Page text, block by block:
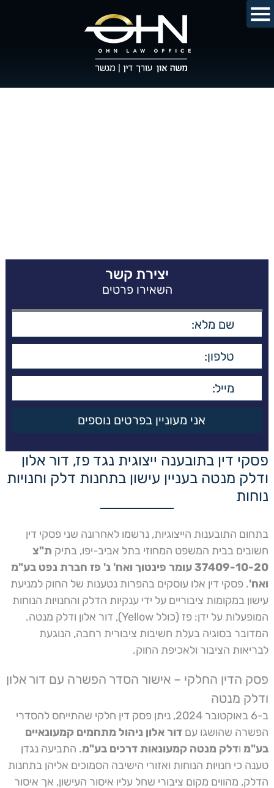
יצירת קשר
השאירו פרטים
פסקי דין בתובענה ייצוגית נגד פז, דור אלון
ודלק מנטה בעניין עישון בתחנות דלק וחנויות
נוחות
בתחום התובענות הייצוגיות, נרשמו לאחרונה שני פסקי דין
חשובים בבית המשפט המחוזי בתל אביב-יפו, בתיק ת"צ
37409-10-20 עומר פינטוך ואח' נ' פז חברת נפט בע"מ
ואח'. פסקי דין אלו עוסקים בהפרות נטענות של החוק למניעת
עישון במקומות ציבוריים על ידי ענקיות הדלק והחנויות הנוחות
המופעלות על ידן: פז (כולל Yellow), דור אלון ודלק מנטה.
המדובר בסוגיה בעלת חשיבות ציבורית רחבה, הנוגעת
לבריאות הציבור ולאכיפת החוק.
פסק הדין החלקי – אישור הסדר הפשרה עם דור אלון
ודלק מנטה
ב-6 באוקטובר 2024, ניתן פסק דין חלקי שהתייחס להסדרי
הפשרה שהושגו עם דור אלון ניהול מתחמים קמעונאיים
בע"מ ודלק מנטה קמעונאות דרכים בע"מ. התביעה נגדן
טענה כי חנויות הנוחות ואזורי הישיבה הסמוכים אליהן בתחנות
הדלק, מהווים מקום ציבורי שחל עליו איסור העישון, אך איסור